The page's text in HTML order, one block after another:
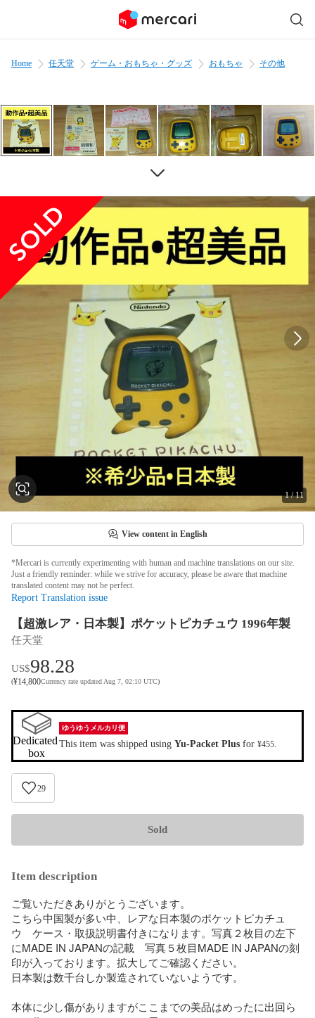
Home 任天堂 ゲーム・おもちゃ・グッズ おもちゃ その他
1/11
View content in English
*Mercari is currently experimenting with human and machine translations on our site.
Just a friendly reminder: while we strive for accuracy, please be aware that machine
translated content may not be perfect.
Report Translation issue
【超激レア・日本製】ポケットピカチュウ 1996年製
任天堂
US$98.28
(¥14,800Currency rate updated Aug 7, 02:10 UTC)
Dedicated
box
ゆうゆうメルカリ便
This item was shipped using Yu-Packet Plus for ¥455.
29
Sold
Item description
ご覧いただきありがとうございます。
こちら中国製が多い中、レアな日本製のポケットピカチュ
ウ　ケース・取扱説明書付きになります。写真２枚目の左下
にMADE IN JAPANの記載　写真５枚目MADE IN JAPANの刻
印が入っております。拡大してご確認ください。
日本製は数千台しか製造されていないようです。
本体に少し傷がありますがここまでの美品はめったに出回ら